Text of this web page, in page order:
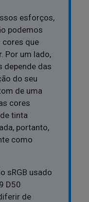
esforços,
podemos
cores que
Por um lado,
depende das
do seu
de uma
cores
tinta
portanto,
como
sRGB usado
D50
de